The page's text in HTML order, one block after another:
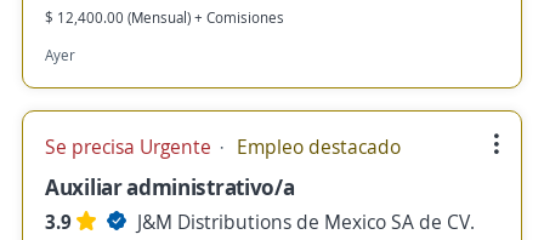
$ 12,400.00 (Mensual) + Comisiones
Ayer
Se precisa Urgente Empleo destacado
Auxiliar administrativo/a
3.9
J&M Distributions de Mexico SA de CV.